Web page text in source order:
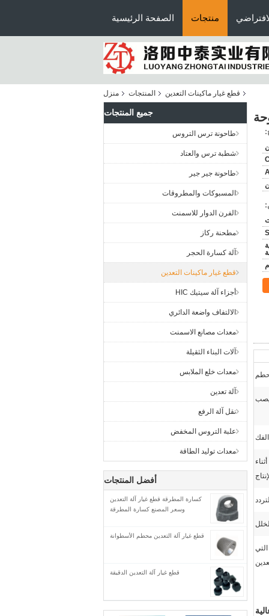
الصفحة الرئيسية منتجات
منزل المنتجات قطع غيار ماكينات التعدين
جميع المنتجات
طاحونة ترس التروس
شطبة ترس والعتاد
طاحونة جير جير
المسبوكات والمطروقات
الفرن الدوار للاسمنت
مطحنة ركاز
آلة كسارة الحجر
قطع غيار ماكينات التعدين
أجزاء آلة سيتيك HIC
الالتفاف واضعة الدائري
معدات مصانع الاسمنت
آلات البناء الثقيلة
معدات خلع الملابس
آلة تعدين
نقل آلة الرفع
علبة التروس المخفض
معدات توليد الطاقة
أفضل المنتجات
كسارة المطرقة قطع غيار آلة التعدين
وسعر المصنع كسارة المطرقة
قطع غيار آلة التعدين محطم الأسطوانة
قطع غيار آلة التعدين الدقيقة